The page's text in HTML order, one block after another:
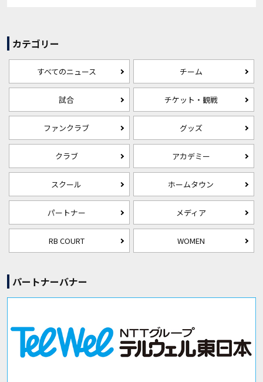
カテゴリー
すべてのニュース チーム
試合 チケット・観戦
ファンクラブ グッズ
クラブ アカデミー
スクール ホームタウン
パートナー メディア
RB COURT WOMEN
パートナーバナー